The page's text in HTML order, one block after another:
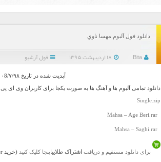
دانلود فول آلبوم مهسا ناوي
Bita فول آرشیو
آپدیت شده در تاریخ ۰8/۷/۹۸ …
دانلود تمامی آلبوم ها و آهنگ ها به صورت یکجا برای کاربران وی ای پی
Single.zip
Mahsa – Age Beri.rar
Mahsa – Saghi.rar
برای دانلود مستقیم و دریافت اشتراک طلاییاینجا کلیک کنید (خرید user و pass )